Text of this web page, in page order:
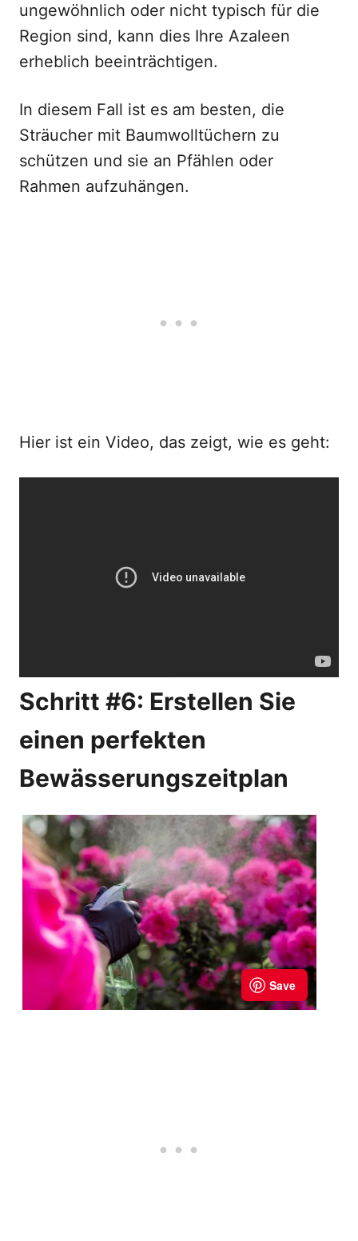
ungewöhnlich oder nicht typisch für die
Region sind, kann dies Ihre Azaleen
erheblich beeinträchtigen.
In diesem Fall ist es am besten, die
Sträucher mit Baumwolltüchern zu
schützen und sie an Pfählen oder
Rahmen aufzuhängen.
Hier ist ein Video, das zeigt, wie es geht:
Schritt #6: Erstellen Sie
einen perfekten
Bewässerungszeitplan